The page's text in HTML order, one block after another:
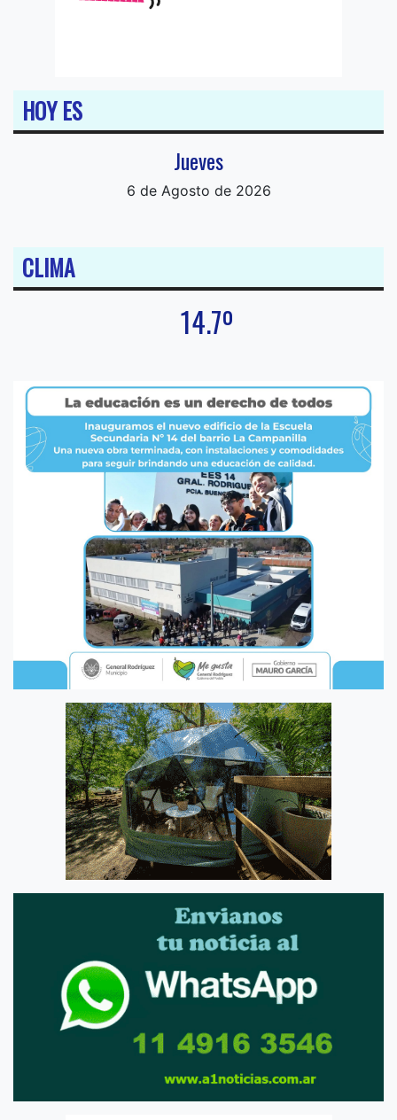
HOY ES
Jueves
6 de Agosto de 2026
CLIMA
14.7º